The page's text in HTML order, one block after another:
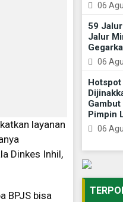
layanan
Dinkes Inhil,
BPJS bisa
06
59
Jalur
06
Hotspot
Pimpin
06